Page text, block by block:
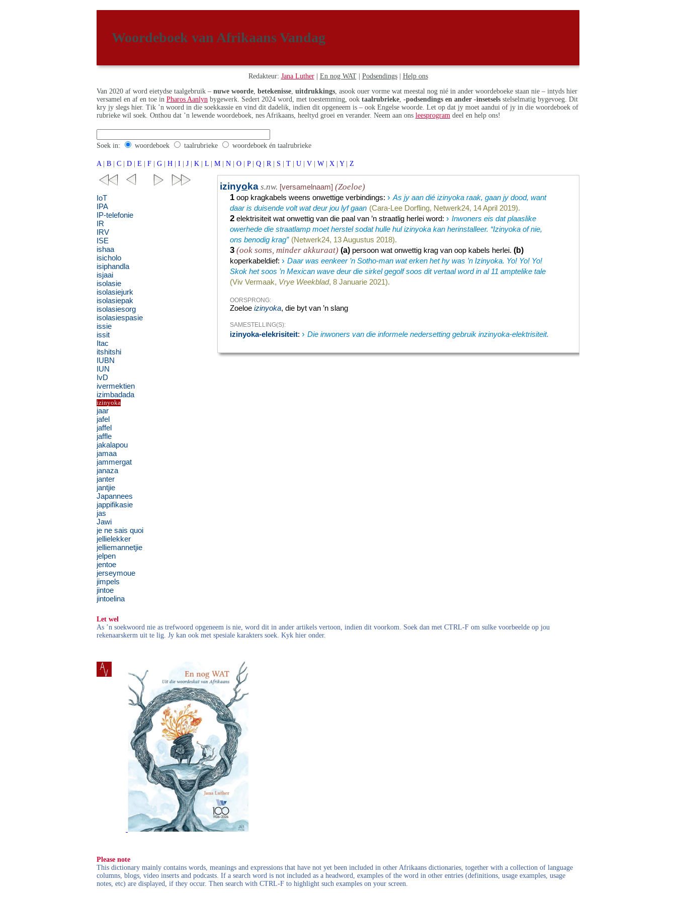
Woordeboek van Afrikaans Vandag
Redakteur: Jana Luther| En nog WAT| Podsendings| Help ons
Van 2020 af word eietydse taalgebruik – nuwe woorde betekenisse uitdrukkings , asook ouer vorme wat meestal nog nié in ander woordeboeke staan nie – intyds hier
versamel en af en toe in Pharos Aanlyn bygewerk. Sedert 2024 word, met toestemming, ook taalrubrieke -podsendings en ander -insetsels stelselmatig bygevoeg. Dit
kry jy slegs hier. Tik ’n woord in die soekkassie en vind dit dadelik, indien dit opgeneem is – ook Engelse woorde. Let op dat jy moet aandui of jy in die woordeboek of
rubrieke wil soek. Onthou dat ’n lewende woordeboek, nes Afrikaans, heeltyd groei en verander. Neem aan ons leesprogram deel en help ons!
Soek in: woordeboek taalrubrieke woordeboek én taalrubrieke
A | B | C | D | E | F | G | H | I | J | K | L | M | N | O | P | Q | R | S | T | U | V | W | X | Y | Z
izinyoka s.nw. [versamelnaam] (Zoeloe)
1 oop kragkabels weens onwettige verbindings:› As jy aan dié izinyoka raak, gaan jy dood, want
daar is duisende volt wat deur jou lyf gaan (Cara-Lee Dorfling, Netwerk24, 14 April 2019).
2 elektrisiteit wat onwettig van die paal van ’n straatlig herlei word:› Inwoners eis dat plaaslike
owerhede die straatlamp moet herstel sodat hulle hul izinyoka kan herinstalleer. “Izinyoka of nie,
ons benodig krag” (Netwerk24, 13 Augustus 2018).
3 (ook soms, minder akkuraat)(a) persoon wat onwettig krag van oop kabels herlei. (b)
koperkabeldief:› Daar was eenkeer ’n Sotho-man wat erken het hy was ’n Izinyoka. Yo! Yo! Yo!
Skok het soos ’n Mexican wave deur die sirkel gegolf soos dit vertaal word in al 11 amptelike tale
(Viv Vermaak, Vrye Weekblad, 8 Januarie 2021).
OORSPRONG:
Zoeloeizinyoka, die byt van ’n slang
SAMESTELLING(S):
izinyoka-elekrisiteit:› Die inwoners van die informele nedersetting gebruik inzinyoka-elektrisiteit.
IoT
IPA
IP-telefonie
IR
IRV
ISE
ishaa
isicholo
isiphandla
isjaai
isolasie
isolasiejurk
isolasiepak
isolasiesorg
isolasiespasie
issie
issit
Itac
itshitshi
IUBN
IUN
IvD
ivermektien
izimbadada
izinyoka
jaar
jafel
jaffel
jaffle
jakalapou
jamaa
jammergat
janaza
janter
jantjie
Japannees
jappifikasie
jas
Jawi
je ne sais quoi
jellielekker
jelliemannetjie
jelpen
jentoe
jerseymoue
jimpels
jintoe
jintoelina
Let wel
As ’n soekwoord nie as trefwoord opgeneem is nie, word dit in ander artikels vertoon, indien dit voorkom. Soek dan met CTRL-F om sulke voorbeelde op jou
rekenaarskerm uit te lig. Jy kan ook met spesiale karakters soek. Kyk hier onder.
Please note
This dictionary mainly contains words, meanings and expressions that have not yet been included in other Afrikaans dictionaries, together with a collection of language
columns, blogs, video inserts and podcasts. If a search word is not included as a headword, examples of the word in other entries (definitions, usage examples, usage
notes, etc) are displayed, if they occur. Then search with CTRL-F to highlight such examples on your screen.